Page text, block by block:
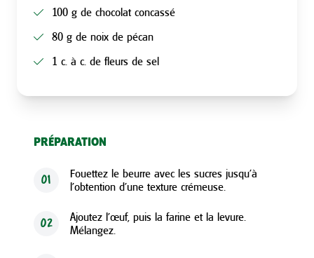
100 g de chocolat concassé
80 g de noix de pécan
1 c. à c. de fleurs de sel
PRÉPARATION
01
Fouettez le beurre avec les sucres jusqu’à
l’obtention d’une texture crémeuse.
02
Ajoutez l’œuf, puis la farine et la levure.
Mélangez.